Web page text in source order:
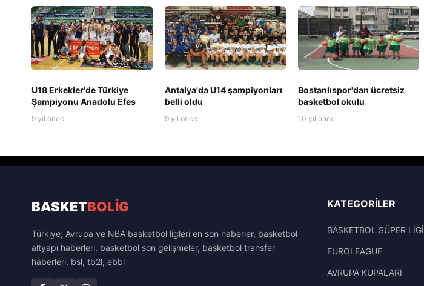
U18 Erkekler'de Türkiye
Şampiyonu Anadolu Efes
9 yıl önce
Antalya'da U14 şampiyonları
belli oldu
9 yıl önce
Bostanlıspor'dan ücretsiz
basketbol okulu
10 yıl önce
BASKETBOLİG
Türkiye, Avrupa ve NBA basketbol ligleri en son haberler, basketbol
altyapı haberleri, basketbol son gelişmeler, basketbol transfer
haberleri, bsl, tb2l, ebbl
KATEGORILER
BASKETBOL SÜPER LİGİ
EUROLEAGUE
AVRUPA KUPALARI